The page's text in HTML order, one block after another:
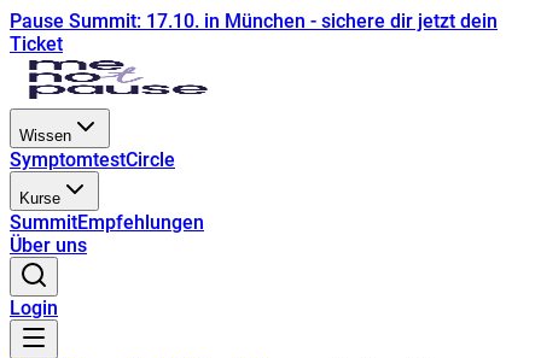
Pause Summit: 17.10. in München - sichere dir jetzt dein
Ticket
Wissen
SymptomtestCircle
Kurse
SummitEmpfehlungen
Über uns
Login